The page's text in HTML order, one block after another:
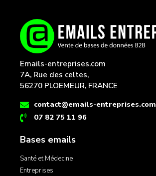
Emails-entreprises.com
7A, Rue des celtes,
56270 PLOEMEUR, FRANCE
contact@emails-entreprises.com
07 82 75 11 96
Bases emails
Santé et Médecine
Entreprises